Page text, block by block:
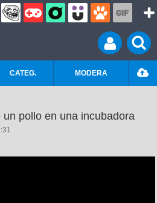
CATEG. MODERA
pollo en una incubadora